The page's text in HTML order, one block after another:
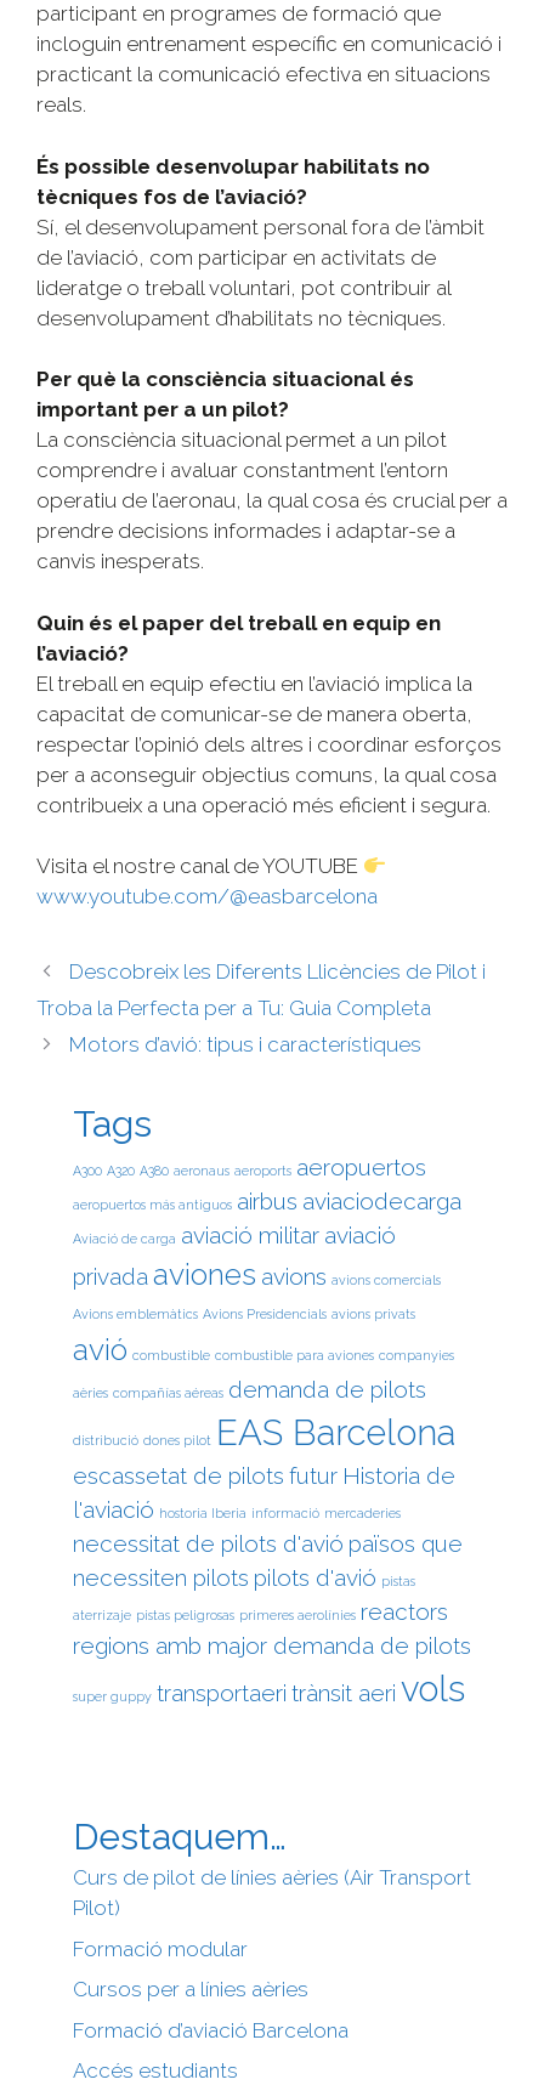
participant en programes de formació que
incloguin entrenament específic en comunicació i
practicant la comunicació efectiva en situacions
reals.
És possible desenvolupar habilitats no
tècniques fos de l’aviació?
Sí, el desenvolupament personal fora de l’àmbit
de l’aviació, com participar en activitats de
lideratge o treball voluntari, pot contribuir al
desenvolupament d’habilitats no tècniques.
Per què la consciència situacional és
important per a un pilot?
La consciència situacional permet a un pilot
comprendre i avaluar constantment l’entorn
operatiu de l’aeronau, la qual cosa és crucial per a
prendre decisions informades i adaptar-se a
canvis inesperats.
Quin és el paper del treball en equip en
l’aviació?
El treball en equip efectiu en l’aviació implica la
capacitat de comunicar-se de manera oberta,
respectar l’opinió dels altres i coordinar esforços
per a aconseguir objectius comuns, la qual cosa
contribueix a una operació més eficient i segura.
Visita el nostre canal de YOUTUBE
www.youtube.com/@easbarcelona
Descobreix les Diferents Llicències de Pilot i
Troba la Perfecta per a Tu: Guia Completa
Motors d’avió: tipus i característiques
Tags
A300 A320 A380 aeronaus aeroports aeropuertos
aeropuertos más antiguos airbus aviaciodecarga
Aviació de carga aviació militar aviació
privada aviones avions avions comercials
Avions emblemàtics Avions Presidencials avions privats
avió combustible combustible para aviones companyies
aèries compañías aéreas demanda de pilots
distribució dones pilot EAS Barcelona
escassetat de pilots futur Historia de
l'aviació hostoria Iberia informació mercaderies
necessitat de pilots d'avió països que
necessiten pilots pilots d'avió pistas
aterrizaje pistas peligrosas primeres aerolínies reactors
regions amb major demanda de pilots
super guppy transportaeri trànsit aeri vols
Destaquem…
Curs de pilot de línies aèries (Air Transport
Pilot)
Formació modular
Cursos per a línies aèries
Formació d’aviació Barcelona
Accés estudiants